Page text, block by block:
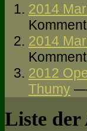
2014
2014
2012
Thumy —
Liste der